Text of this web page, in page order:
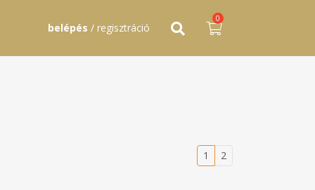
belépés / regisztráció
0
1 2